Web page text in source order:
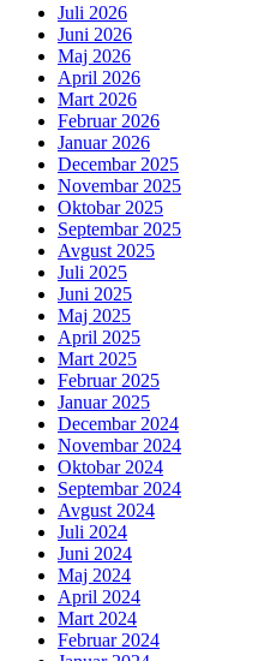
Juli 2026
Juni 2026
Maj 2026
April 2026
Mart 2026
Februar 2026
Januar 2026
Decembar 2025
Novembar 2025
Oktobar 2025
Septembar 2025
Avgust 2025
Juli 2025
Juni 2025
Maj 2025
April 2025
Mart 2025
Februar 2025
Januar 2025
Decembar 2024
Novembar 2024
Oktobar 2024
Septembar 2024
Avgust 2024
Juli 2024
Juni 2024
Maj 2024
April 2024
Mart 2024
Februar 2024